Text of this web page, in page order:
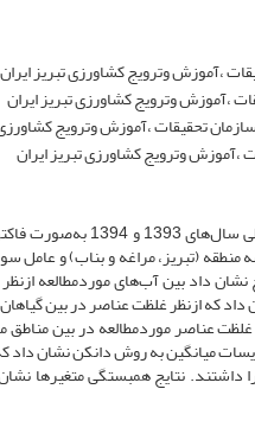
،آموزش وترویج کشاورزی تبریز ایران
،آموزش وترویج کشاورزی تبریز ایران
تحقیقات ،آموزش وترویج کشاورزی
وترویج کشاورزی تبریز ایران
به‌منظور بررسی میزان عناصر و فلزات سنگین در آب‌ها و مناطق در گیاهان
(تبریز، مراغه و بناب) و عامل
گرفتند. نتایج نشان داد بین آب‌های موردمطالعه
که ازنظر غلظت عناصر در بین
عناصر موردمطالعه در بین مناطق
میانگین به روش دانکن نشان داد
داشتند. نتایج همبستگی متغیرها